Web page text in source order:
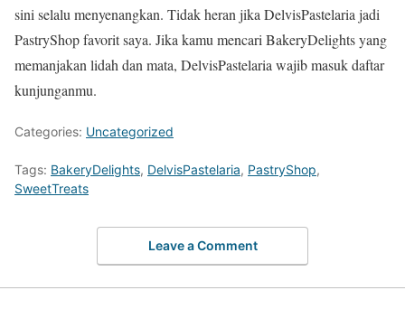
sini selalu menyenangkan. Tidak heran jika DelvisPastelaria jadi
PastryShop favorit saya. Jika kamu mencari BakeryDelights yang
memanjakan lidah dan mata, DelvisPastelaria wajib masuk daftar
kunjunganmu.
Categories: Uncategorized
Tags: BakeryDelights, DelvisPastelaria, PastryShop,
SweetTreats
Leave a Comment